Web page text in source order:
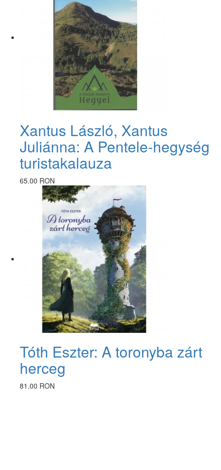
Xantus László, Xantus
Juliánna: A Pentele-hegység
turistakalauza
65.00 RON
Tóth Eszter: A toronyba zárt
herceg
81.00 RON